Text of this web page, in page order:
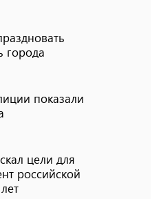
города
показали
цели для
российской